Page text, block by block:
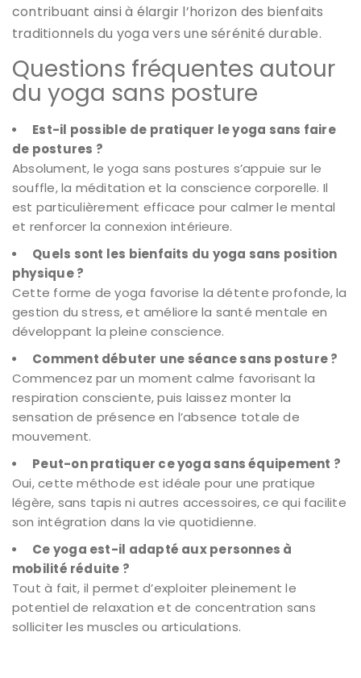
contribuant ainsi à élargir l’horizon des bienfaits
traditionnels du yoga vers une sérénité durable.
Questions fréquentes autour
du yoga sans posture
Est-il possible de pratiquer le yoga sans faire
de postures ?
Absolument, le yoga sans postures s’appuie sur le
souffle, la méditation et la conscience corporelle. Il
est particulièrement efficace pour calmer le mental
et renforcer la connexion intérieure.
Quels sont les bienfaits du yoga sans position
physique ?
Cette forme de yoga favorise la détente profonde, la
gestion du stress, et améliore la santé mentale en
développant la pleine conscience.
Comment débuter une séance sans posture ?
Commencez par un moment calme favorisant la
respiration consciente, puis laissez monter la
sensation de présence en l’absence totale de
mouvement.
Peut-on pratiquer ce yoga sans équipement ?
Oui, cette méthode est idéale pour une pratique
légère, sans tapis ni autres accessoires, ce qui facilite
son intégration dans la vie quotidienne.
Ce yoga est-il adapté aux personnes à
mobilité réduite ?
Tout à fait, il permet d’exploiter pleinement le
potentiel de relaxation et de concentration sans
solliciter les muscles ou articulations.